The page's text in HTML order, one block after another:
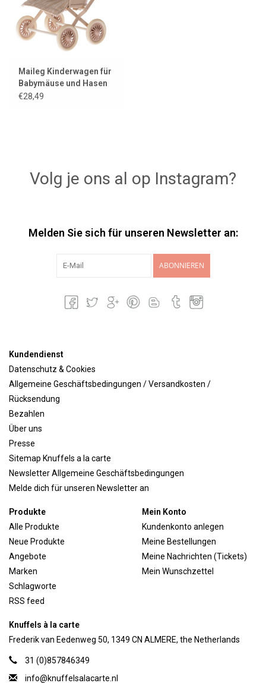
Maileg Kinderwagen für
Babymäuse und Hasen
€28,49
Volg je ons al op Instagram?
Melden Sie sich für unseren Newsletter an:
ABONNIEREN
Kundendienst
Datenschutz & Cookies
Allgemeine Geschäftsbedingungen / Versandkosten /
Rücksendung
Bezahlen
Über uns
Presse
Sitemap Knuffels a la carte
Newsletter Allgemeine Geschäftsbedingungen
Melde dich für unseren Newsletter an
Produkte
Alle Produkte
Neue Produkte
Angebote
Marken
Schlagworte
RSS feed
Mein Konto
Kundenkonto anlegen
Meine Bestellungen
Meine Nachrichten (Tickets)
Mein Wunschzettel
Knuffels à la carte
Frederik van Eedenweg 50, 1349 CN ALMERE, the Netherlands
31 (0)857846349
info@knuffelsalacarte.nl